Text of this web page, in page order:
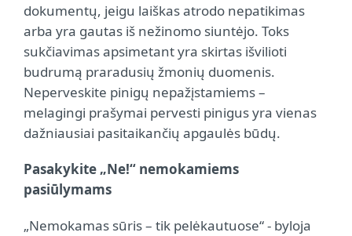
dokumentų, jeigu laiškas atrodo nepatikimas
arba yra gautas iš nežinomo siuntėjo. Toks
sukčiavimas apsimetant yra skirtas išvilioti
budrumą praradusių žmonių duomenis.
Neperveskite pinigų nepažįstamiems –
melagingi prašymai pervesti pinigus yra vienas
dažniausiai pasitaikančių apgaulės būdų.
Pasakykite „Ne!“ nemokamiems
pasiūlymams
„Nemokamas sūris – tik pelėkautuose“ - byloja